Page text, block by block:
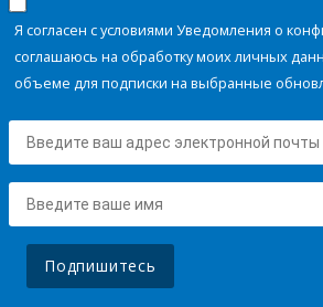
Я согласен с условиями Уведомления о
соглашаюсь на обработку моих личных
объеме для подписки на выбранные
Подпишитесь